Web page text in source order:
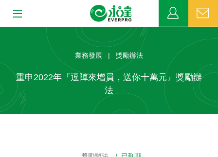
MDRT
業務發展 | 獎勵辦法
重申2022年『逗陣來增員，送你十萬元』獎勵辦
法